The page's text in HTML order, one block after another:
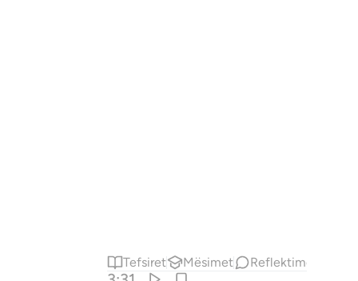
Tefsiret Mësimet Reflektime